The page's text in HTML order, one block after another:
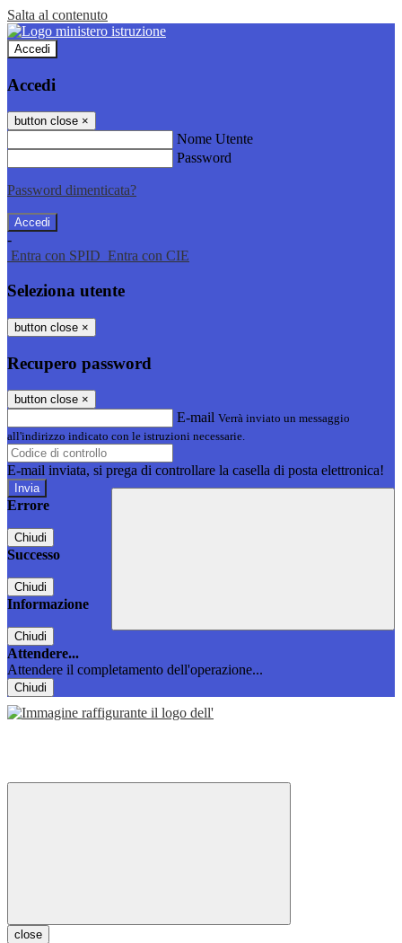
Salta al contenuto
Accedi
Accedi
button close ×
Nome Utente
Password
Password dimenticata?
-
Entra con SPID Entra con CIE
Seleziona utente
button close ×
Recupero password
button close ×
E-mail Verrà inviato un messaggio
all'indirizzo indicato con le istruzioni necessarie.
E-mail inviata, si prega di controllare la casella di posta elettronica!
Errore
Chiudi
Successo
Chiudi
Informazione
Chiudi
Attendere...
Attendere il completamento dell'operazione...
Chiudi
close